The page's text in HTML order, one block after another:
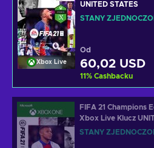
Xbox Live
UNITED STATES
STANY
Od
60,02 USD
11% Cashbacku
FIFA 21 Champions
Xbox Live Klucz
STANY